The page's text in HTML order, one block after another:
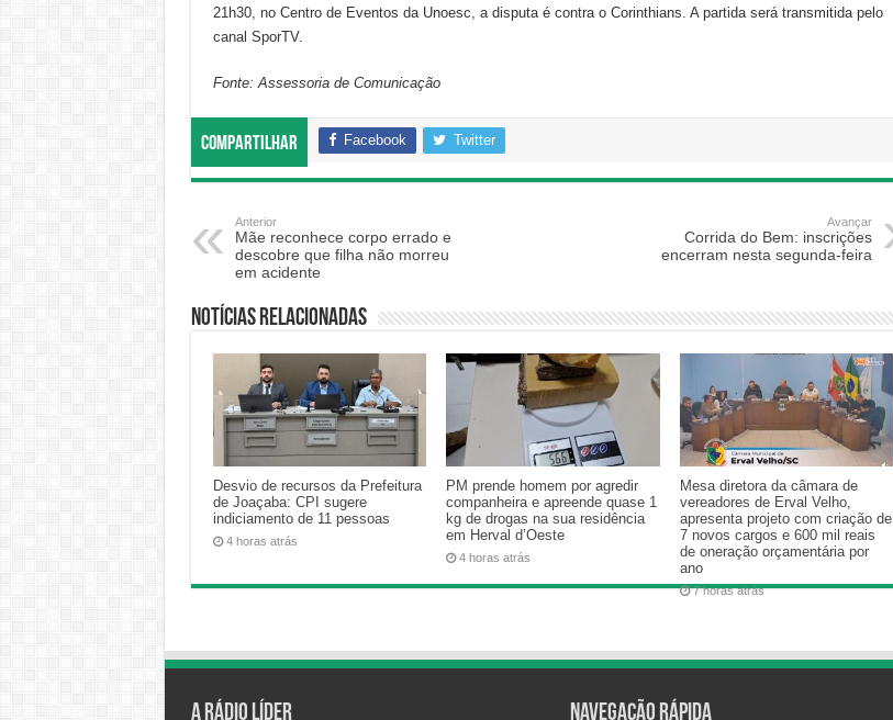
21h30, no Centro de Eventos da Unoesc, a disputa é contra o Corinthians. A partida será transmitida pelo
canal SporTV.
Fonte: Assessoria de Comunicação
Compartilhar Facebook Twitter
Anterior
Mãe reconhece corpo errado e
descobre que filha não morreu
em acidente
Avançar
Corrida do Bem: inscrições
encerram nesta segunda-feira
Notícias relacionadas
Desvio de recursos da Prefeitura
de Joaçaba: CPI sugere
indiciamento de 11 pessoas
4 horas atrás
PM prende homem por agredir
companheira e apreende quase 1
kg de drogas na sua residência
em Herval d’Oeste
4 horas atrás
Mesa diretora da câmara de
vereadores de Erval Velho,
apresenta projeto com criação de
7 novos cargos e 600 mil reais
de oneração orçamentária por
ano
7 horas atrás
A Rádio Líder Navegação Rápida